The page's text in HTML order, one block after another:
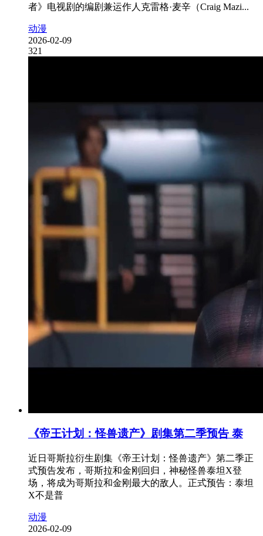
者》电视剧的编剧兼运作人克雷格·麦辛（Craig Mazi...
动漫
2026-02-09
321
《帝王计划：怪兽遗产》剧集第二季预告 泰
近日哥斯拉衍生剧集《帝王计划：怪兽遗产》第二季正
式预告发布，哥斯拉和金刚回归，神秘怪兽泰坦X登
场，将成为哥斯拉和金刚最大的敌人。正式预告：泰坦
X不是普
动漫
2026-02-09